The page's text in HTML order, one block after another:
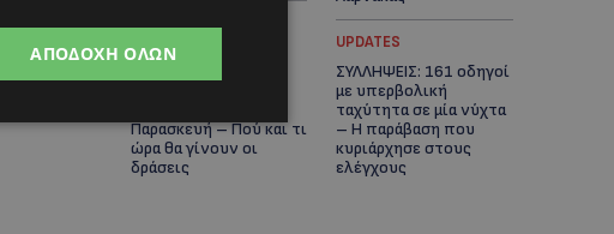
Παρασκευή – Πού και τι
ώρα θα γίνουν οι
δράσεις
UPDATES
ΣΥΛΛΗΨΕΙΣ: 161 οδηγοί
με υπερβολική
ταχύτητα σε μία νύχτα
– Η παράβαση που
κυριάρχησε στους
ελέγχους
ΑΠΟΔΟΧΉ ΌΛΩΝ